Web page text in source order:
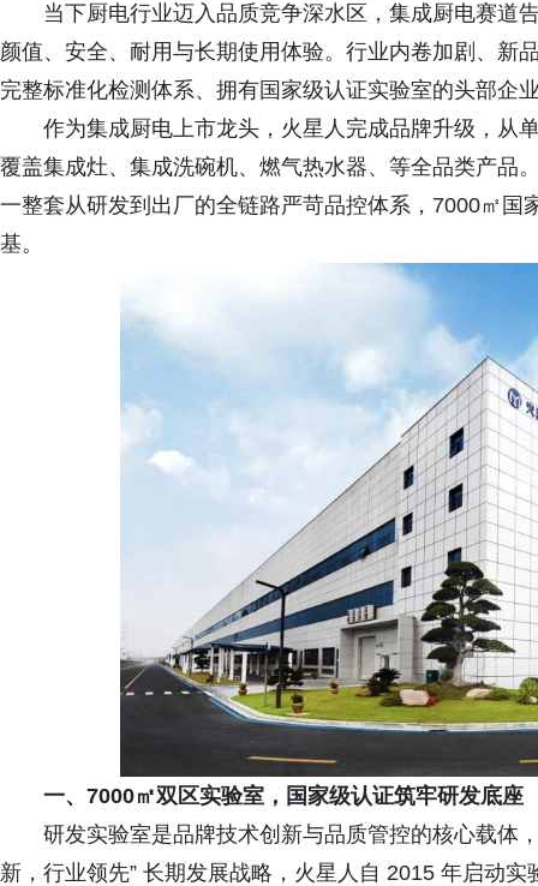
当下厨电行业迈入品质竞争深水区，集成厨电赛道
颜值、安全、耐用与长期使用体验。行业内卷加剧、新
完整标准化检测体系、拥有国家级认证实验室的头部企
作为集成厨电上市龙头，火星人完成品牌升级，从
覆盖集成灶、集成洗碗机、燃气热水器、等全品类产品
一整套从研发到出厂的全链路严苛品控体系，7000㎡
基。
一、7000㎡双区实验室，国家级认证筑牢研发底座
研发实验室是品牌技术创新与品质管控的核心载体
新，行业领先” 长期发展战略，火星人自 2015 年启动